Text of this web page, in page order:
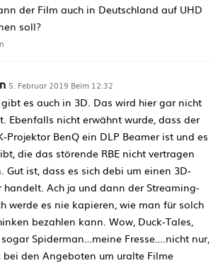
der Film auch in Deutschland auf UHD
soll?
5. Februar 2019 Beim 12:32
es auch in 3D. Das wird hier gar nicht
Ebenfalls nicht erwähnt wurde, dass der
Projektor BenQ ein DLP Beamer ist und es
die das störende RBE nicht vertragen
Gut ist, dass es sich debi um einen 3D-
handelt. Ach ja und dann der Streaming-
werde es nie kapieren, wie man für solch
bezahlen kann. Wow, Duck-Tales,
Spiderman…meine Fresse….nicht nur,
bei den Angeboten um uralte Filme